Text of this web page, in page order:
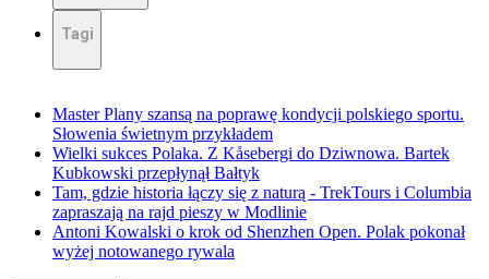
Tagi
Master Plany szansą na poprawę kondycji polskiego sportu.
Słowenia świetnym przykładem
Wielki sukces Polaka. Z Kåsebergi do Dziwnowa. Bartek
Kubkowski przepłynął Bałtyk
Tam, gdzie historia łączy się z naturą - TrekTours i Columbia
zapraszają na rajd pieszy w Modlinie
Antoni Kowalski o krok od Shenzhen Open. Polak pokonał
wyżej notowanego rywala